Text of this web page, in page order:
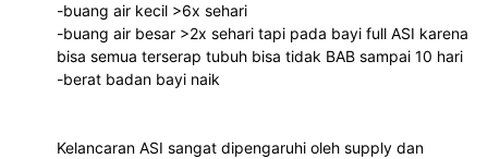
-buang air kecil >6x sehari
-buang air besar >2x sehari tapi pada bayi full ASI karena
bisa semua terserap tubuh bisa tidak BAB sampai 10 hari
-berat badan bayi naik
Kelancaran ASI sangat dipengaruhi oleh supply dan